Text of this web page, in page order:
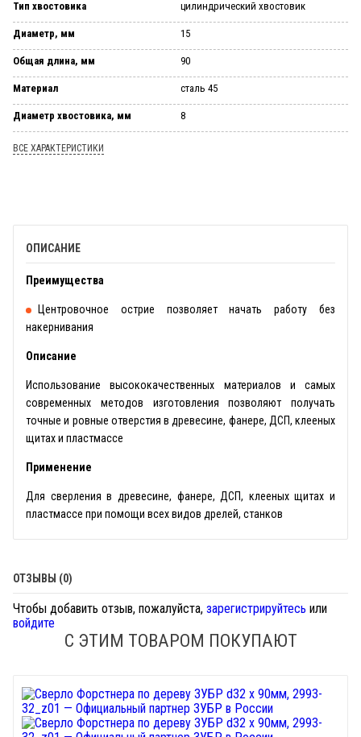
Тип хвостовика цилиндрический хвостовик
Диаметр, мм 15
Общая длина, мм 90
Материал сталь 45
Диаметр хвостовика, мм 8
ВСЕ ХАРАКТЕРИСТИКИ
ОПИСАНИЕ
Преимущества
Центровочное острие позволяет начать работу без
накернивания
Описание
Использование высококачественных материалов и самых
современных методов изготовления позволяют получать
точные и ровные отверстия в древесине, фанере, ДСП, клееных
щитах и пластмассе
Применение
Для сверления в древесине, фанере, ДСП, клееных щитах и
пластмассе при помощи всех видов дрелей, станков
ОТЗЫВЫ (0)
Чтобы добавить отзыв, пожалуйста, зарегистрируйтесь или
войдите
С ЭТИМ ТОВАРОМ ПОКУПАЮТ